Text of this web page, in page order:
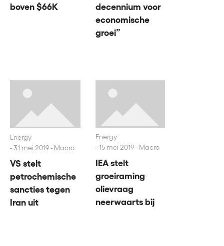
boven $66K
decennium voor
economische
groei”
Energy
31 mei 2019 - Macro
VS stelt
petrochemische
sancties tegen
Iran uit
Energy
15 mei 2019 - Macro
IEA stelt
groeiraming
olievraag
neerwaarts bij